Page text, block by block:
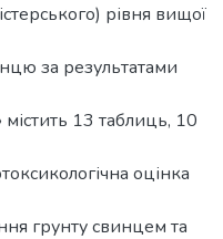
рівня вищої
за результатами
містить 13 таблиць, 10
оцінка
грунту свинцем та